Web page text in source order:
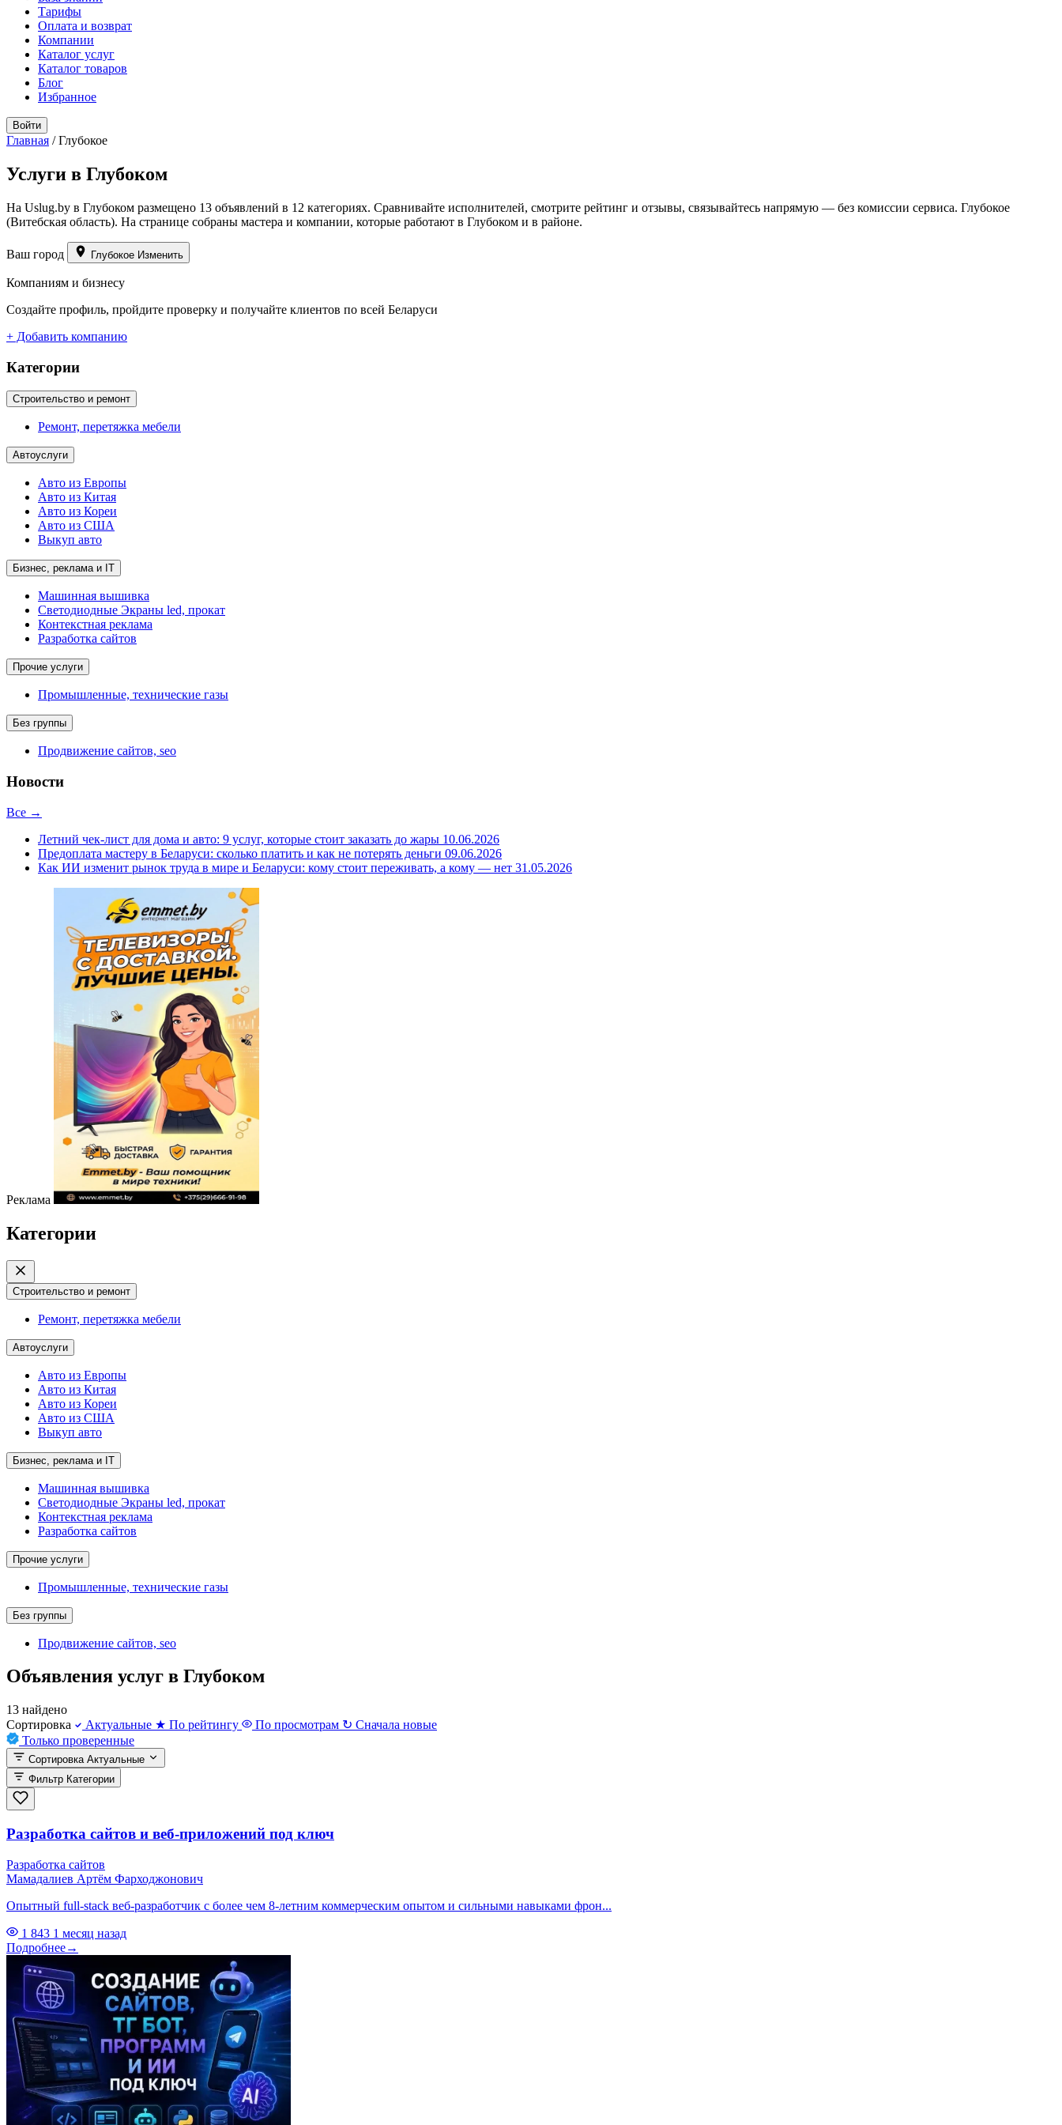
Тарифы
Оплата и возврат
Компании
Каталог услуг
Каталог товаров
Блог
Избранное
Войти
Главная / Глубокое
Услуги в Глубоком
На Uslug.by в Глубоком размещено 13 объявлений в 12 категориях. Сравнивайте исполнителей, смотрите рейтинг и отзывы, связывайтесь напрямую — без комиссии сервиса. Глубокое
(Витебская область). На странице собраны мастера и компании, которые работают в Глубоком и в районе.
Ваш город Глубокое Изменить
Компаниям и бизнесу
Создайте профиль, пройдите проверку и получайте клиентов по всей Беларуси
+ Добавить компанию
Категории
Строительство и ремонт
Ремонт, перетяжка мебели
Автоуслуги
Авто из Европы
Авто из Китая
Авто из Кореи
Авто из США
Выкуп авто
Бизнес, реклама и IT
Машинная вышивка
Светодиодные Экраны led, прокат
Контекстная реклама
Разработка сайтов
Прочие услуги
Промышленные, технические газы
Без группы
Продвижение сайтов, seo
Новости
Все →
Летний чек-лист для дома и авто: 9 услуг, которые стоит заказать до жары 10.06.2026
Предоплата мастеру в Беларуси: сколько платить и как не потерять деньги 09.06.2026
Как ИИ изменит рынок труда в мире и Беларуси: кому стоит переживать, а кому — нет 31.05.2026
Реклама
Категории
Строительство и ремонт
Ремонт, перетяжка мебели
Автоуслуги
Авто из Европы
Авто из Китая
Авто из Кореи
Авто из США
Выкуп авто
Бизнес, реклама и IT
Машинная вышивка
Светодиодные Экраны led, прокат
Контекстная реклама
Разработка сайтов
Прочие услуги
Промышленные, технические газы
Без группы
Продвижение сайтов, seo
Объявления услуг в Глубоком
13 найдено
Сортировка
Актуальные ★ По рейтингу По просмотрам ↻ Сначала новые
Только проверенные
Сортировка Актуальные
Фильтр Категории
Разработка сайтов и веб-приложений под ключ
Разработка сайтов
Мамадалиев Артём Фарходжонович
Опытный full-stack веб-разработчик с более чем 8-летним коммерческим опытом и сильными навыками фрон...
1 843 1 месяц назад
Подробнее→